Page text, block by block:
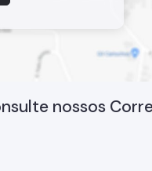
nossos